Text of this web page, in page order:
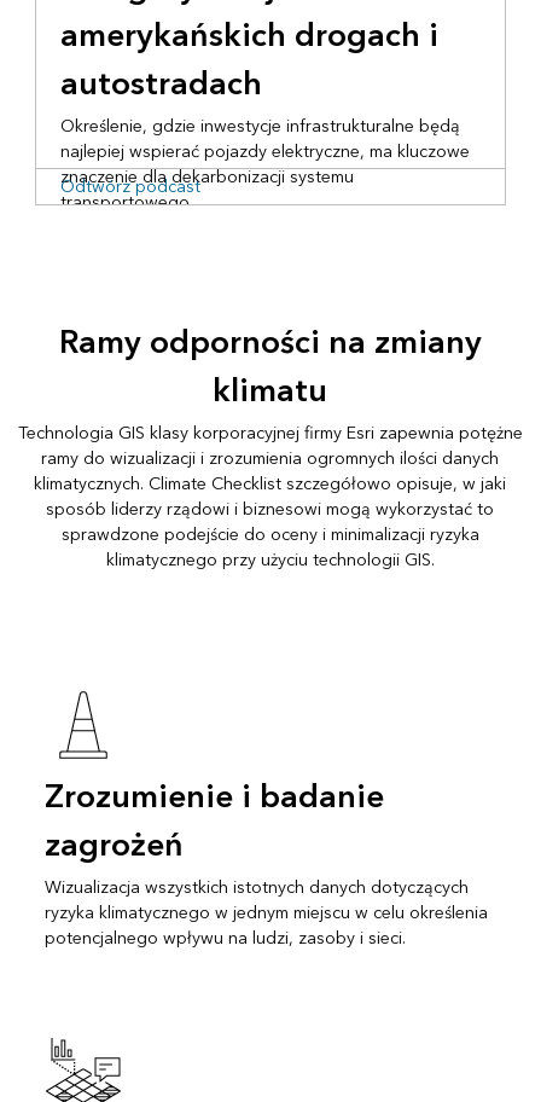
amerykańskich drogach i
autostradach
Określenie, gdzie inwestycje infrastrukturalne będą
najlepiej wspierać pojazdy elektryczne, ma kluczowe
znaczenie dla dekarbonizacji systemu
transportowego.
Odtwórz podcast
Ramy odporności na zmiany
klimatu
Technologia GIS klasy korporacyjnej firmy Esri zapewnia potężne
ramy do wizualizacji i zrozumienia ogromnych ilości danych
klimatycznych. Climate Checklist szczegółowo opisuje, w jaki
sposób liderzy rządowi i biznesowi mogą wykorzystać to
sprawdzone podejście do oceny i minimalizacji ryzyka
klimatycznego przy użyciu technologii GIS.
Zrozumienie i badanie
zagrożeń
Wizualizacja wszystkich istotnych danych dotyczących
ryzyka klimatycznego w jednym miejscu w celu określenia
potencjalnego wpływu na ludzi, zasoby i sieci.